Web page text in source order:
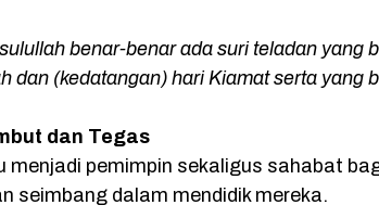
benar-benar ada suri teladan yang
dan (kedatangan) hari Kiamat serta yang
dan Tegas
menjadi pemimpin sekaligus sahabat
seimbang dalam mendidik mereka.